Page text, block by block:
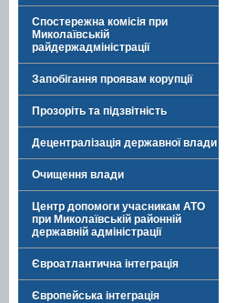
Спостережна комісія при
Миколаївській
райдержадміністрації
Запобігання проявам корупції
Прозоріть та підзвітність
Децентралізація державної влади
Очищення влади
Центр допомоги учасникам АТО
при Миколаївській районній
державній адміністрації
Євроатлантична інтеграція
Європейська інтеграція